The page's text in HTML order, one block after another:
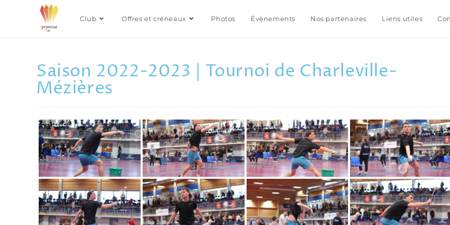
Club Offres et créneaux Photos Évènements Nos partenaires Liens utiles
Saison 2022-2023 | Tournoi de Charleville-
Mézières